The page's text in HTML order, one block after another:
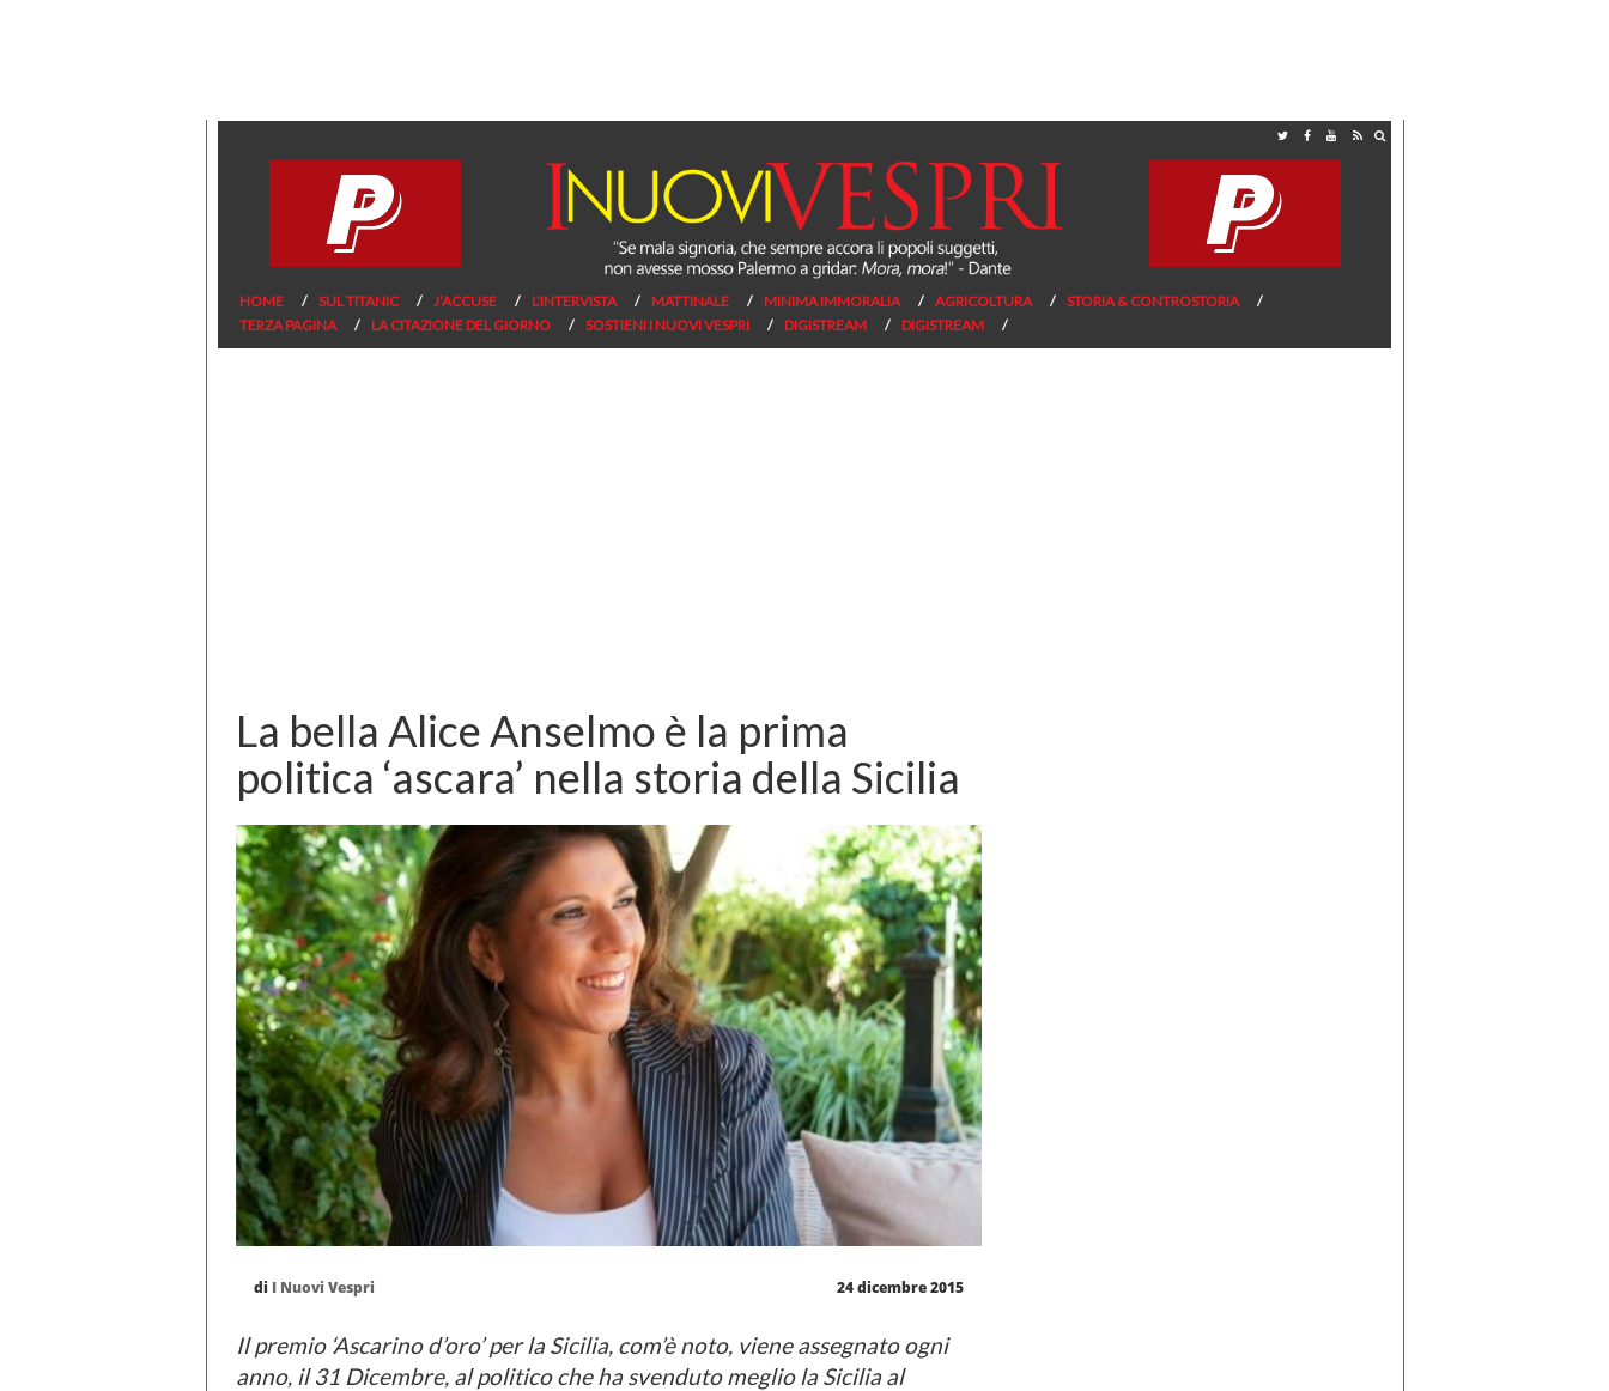
HOME SUL TITANIC J’ACCUSE L’INTERVISTA MATTINALE MINIMA IMMORALIA AGRICOLTURA
STORIA & CONTROSTORIA
TERZA PAGINA
LA CITAZIONE DEL GIORNO SOSTIENI I NUOVI VESPRI DIGISTREAM DIGISTREAM
La bella Alice Anselmo è la prima
politica ‘ascara’ nella storia della Sicilia
di I Nuovi Vespri 24 dicembre 2015
Il premio ‘Ascarino d’oro’ per la Sicilia, com’è noto, viene assegnato ogni
anno, il 31 Dicembre, al politico che ha svenduto meglio la Sicilia al